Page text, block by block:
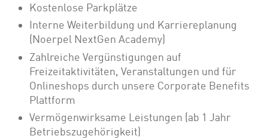
Kostenlose Parkplätze
Interne Weiterbildung und Karriereplanung
(Noerpel NextGen Academy)
Zahlreiche Vergünstigungen auf
Freizeitaktivitäten, Veranstaltungen und für
Onlineshops durch unsere Corporate Benefits
Plattform
Vermögenwirksame Leistungen (ab 1 Jahr
Betriebszugehörigkeit)